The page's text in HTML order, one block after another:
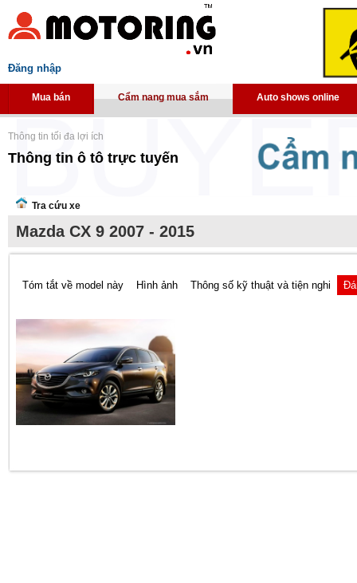
Đăng nhập
Mua bán Cẩm nang mua sắm Auto shows online
Thông tin tối đa lợi ích
Thông tin ô tô trực tuyến
Tra cứu xe
Mazda CX 9 2007 - 2015
Tóm tắt về model này Hình ảnh Thông số kỹ thuật và tiện nghi